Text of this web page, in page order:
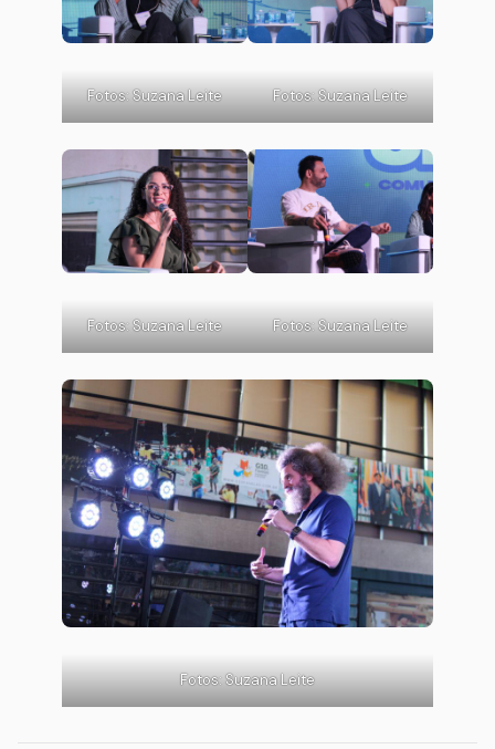
Fotos: Suzana Leite Fotos: Suzana Leite
Fotos: Suzana Leite Fotos: Suzana Leite
Fotos: Suzana Leite